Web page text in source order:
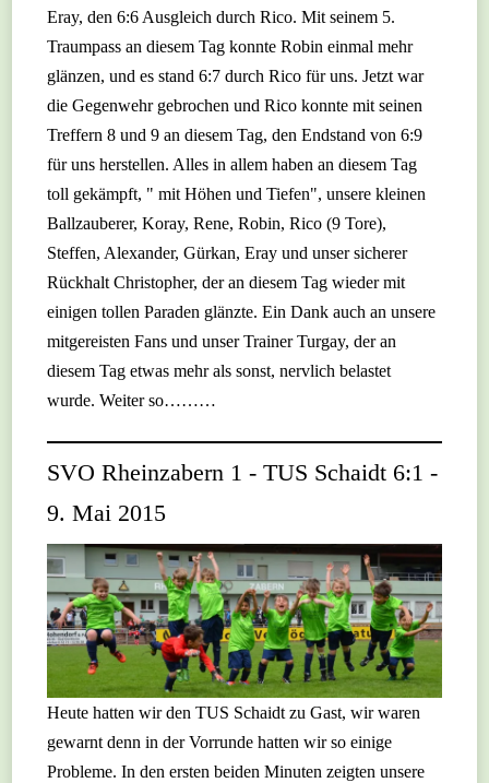
Eray, den 6:6 Ausgleich durch Rico. Mit seinem 5.
Traumpass an diesem Tag konnte Robin einmal mehr
glänzen, und es stand 6:7 durch Rico für uns. Jetzt war
die Gegenwehr gebrochen und Rico konnte mit seinen
Treffern 8 und 9 an diesem Tag, den Endstand von 6:9
für uns herstellen. Alles in allem haben an diesem Tag
toll gekämpft, " mit Höhen und Tiefen", unsere kleinen
Ballzauberer, Koray, Rene, Robin, Rico (9 Tore),
Steffen, Alexander, Gürkan, Eray und unser sicherer
Rückhalt Christopher, der an diesem Tag wieder mit
einigen tollen Paraden glänzte. Ein Dank auch an unsere
mitgereisten Fans und unser Trainer Turgay, der an
diesem Tag etwas mehr als sonst, nervlich belastet
wurde. Weiter so………
SVO Rheinzabern 1 - TUS Schaidt 6:1 -
9. Mai 2015
Heute hatten wir den TUS Schaidt zu Gast, wir waren
gewarnt denn in der Vorrunde hatten wir so einige
Probleme. In den ersten beiden Minuten zeigten unsere